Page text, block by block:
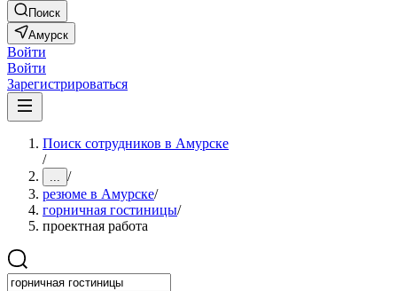
Поиск
Амурск
Войти
Войти
Зарегистрироваться
Поиск сотрудников в Амурске
/
... /
резюме в Амурске/
горничная гостиницы/
проектная работа